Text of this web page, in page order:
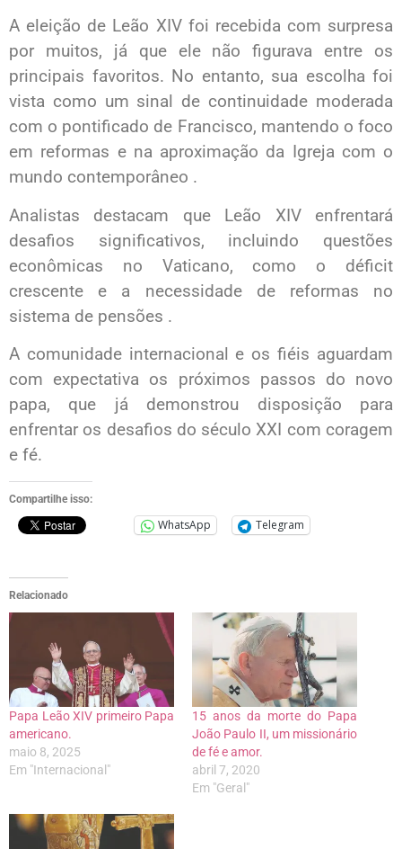
A eleição de Leão XIV foi recebida com surpresa
por muitos, já que ele não figurava entre os
principais favoritos. No entanto, sua escolha foi
vista como um sinal de continuidade moderada
com o pontificado de Francisco, mantendo o foco
em reformas e na aproximação da Igreja com o
mundo contemporâneo .
Analistas destacam que Leão XIV enfrentará
desafios significativos, incluindo questões
econômicas no Vaticano, como o déficit
crescente e a necessidade de reformas no
sistema de pensões .
A comunidade internacional e os fiéis aguardam
com expectativa os próximos passos do novo
papa, que já demonstrou disposição para
enfrentar os desafios do século XXI com coragem
e fé.
Compartilhe isso:
WhatsApp Telegram
Relacionado
Papa Leão XIV primeiro Papa
americano.
maio 8, 2025
Em "Internacional"
15 anos da morte do Papa
João Paulo II, um missionário
de fé e amor.
abril 7, 2020
Em "Geral"